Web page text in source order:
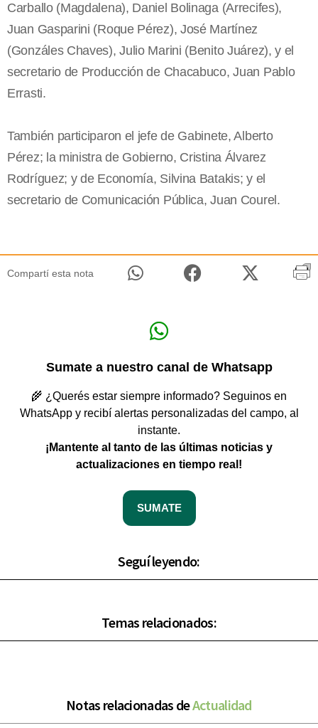
Carballo (Magdalena), Daniel Bolinaga (Arrecifes),
Juan Gasparini (Roque Pérez), José Martínez
(Gonzáles Chaves), Julio Marini (Benito Juárez), y el
secretario de Producción de Chacabuco, Juan Pablo
Errasti.
También participaron el jefe de Gabinete, Alberto
Pérez; la ministra de Gobierno, Cristina Álvarez
Rodríguez; y de Economía, Silvina Batakis; y el
secretario de Comunicación Pública, Juan Courel.
Compartí esta nota
Sumate a nuestro canal de Whatsapp
🌾 ¿Querés estar siempre informado? Seguinos en
WhatsApp y recibí alertas personalizadas del campo, al
instante.
¡Mantente al tanto de las últimas noticias y
actualizaciones en tiempo real!
SUMATE
Seguí leyendo:
Temas relacionados:
Notas relacionadas deActualidad